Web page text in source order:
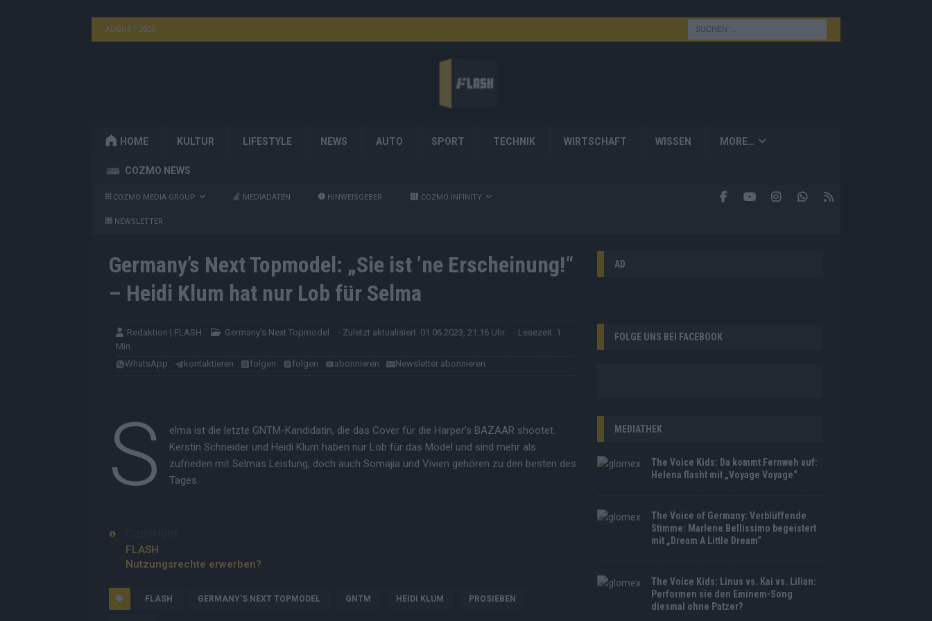
AUGUST 2026
HOME KULTUR LIFESTYLE NEWS AUTO SPORT TECHNIK WIRTSCHAFT WISSEN MORE…
COZMO NEWS
COZMO MEDIA GROUP MEDIADATEN HINWEISGEBER COZMO INFINITY
NEWSLETTER
Germany’s Next Topmodel: „Sie ist ’ne Erscheinung!“
– Heidi Klum hat nur Lob für Selma
Redaktion | FLASH Germany's Next Topmodel · Zuletzt aktualisiert: 01.06.2023, 21:16 Uhr
· Lesezeit: 1
Min.
WhatsApp
kontaktieren folgen folgen abonnieren Newsletter abonnieren
S
elma ist die letzte GNTM-Kandidatin, die das Cover für die Harper’s BAZAAR shootet.
Kerstin Schneider und Heidi Klum haben nur Lob für das Model und sind mehr als
zufrieden mit Selmas Leistung, doch auch Somajia und Vivien gehören zu den besten des
Tages.
FLASH
Nutzungsrechte erwerben?
FLASH GERMANY'S NEXT TOPMODEL GNTM HEIDI KLUM PROSIEBEN
AD
FOLGE UNS BEI FACEBOOK
MEDIATHEK
The Voice Kids: Da kommt Fernweh auf:
Helena flasht mit „Voyage Voyage“
The Voice of Germany: Verblüffende
Stimme: Marlene Bellissimo begeistert
mit „Dream A Little Dream“
The Voice Kids: Linus vs. Kai vs. Lilian:
Performen sie den Eminem-Song
diesmal ohne Patzer?